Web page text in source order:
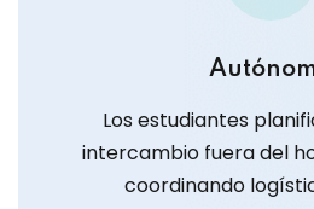
Los estudiantes
intercambio fuera del
coordinando